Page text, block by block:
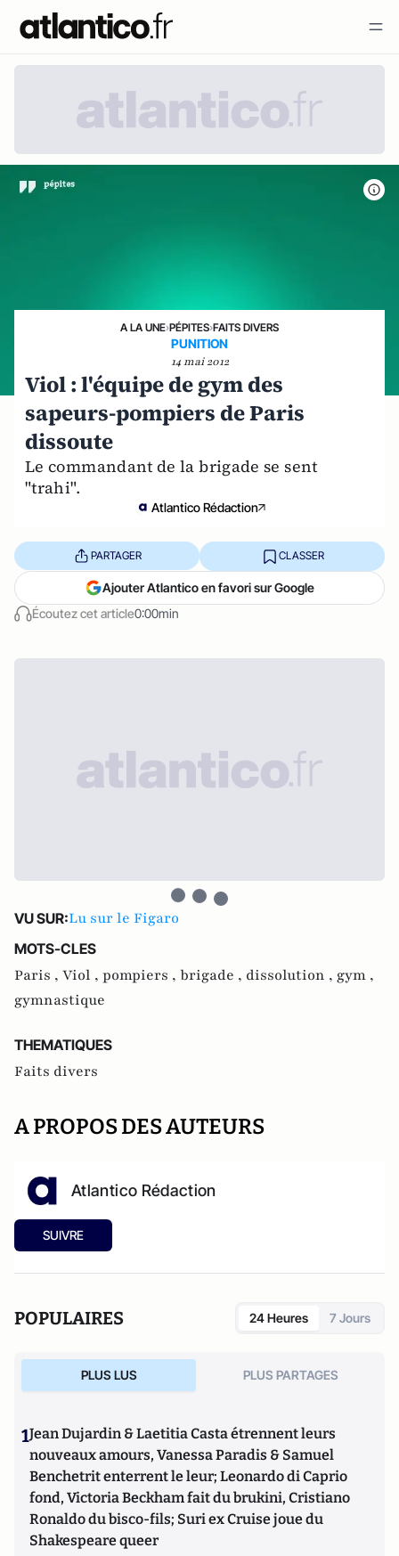
A LA UNE›PÉPITES›FAITS DIVERS
PUNITION
14 mai 2012
Viol : l'équipe de gym des
sapeurs-pompiers de Paris
dissoute
Le commandant de la brigade se sent
"trahi".
Atlantico Rédaction
Écoutez cet article0:00min
PARTAGER CLASSER
Ajouter Atlantico en favori sur Google
VU SUR:Lu sur le Figaro
MOTS-CLES
Paris , Viol , pompiers , brigade , dissolution , gym ,
gymnastique
THEMATIQUES
Faits divers
A PROPOS DES AUTEURS
Atlantico Rédaction
SUIVRE
POPULAIRES 24 Heures 7 Jours
PLUS LUS PLUS PARTAGES
1Jean Dujardin & Laetitia Casta étrennent leurs
nouveaux amours, Vanessa Paradis & Samuel
Benchetrit enterrent le leur; Leonardo di Caprio
fond, Victoria Beckham fait du brukini, Cristiano
Ronaldo du bisco-fils; Suri ex Cruise joue du
Shakespeare queer